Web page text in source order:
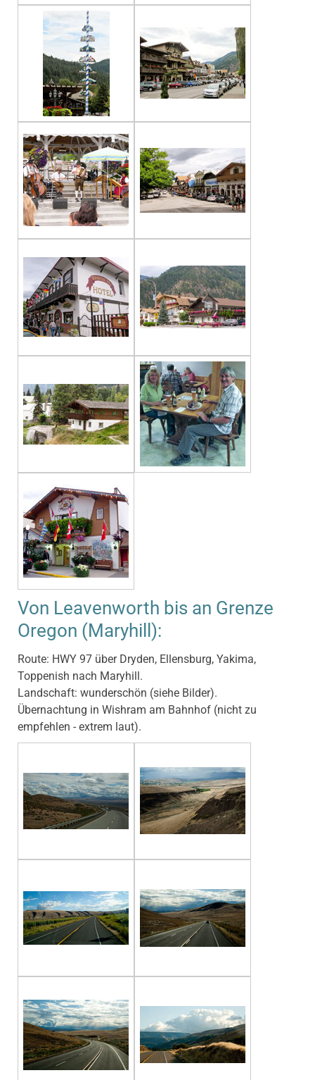
Von Leavenworth bis an Grenze
Oregon (Maryhill):
Route: HWY 97 über Dryden, Ellensburg, Yakima,
Toppenish nach Maryhill.
Landschaft: wunderschön (siehe Bilder).
Übernachtung in Wishram am Bahnhof (nicht zu
empfehlen - extrem laut).